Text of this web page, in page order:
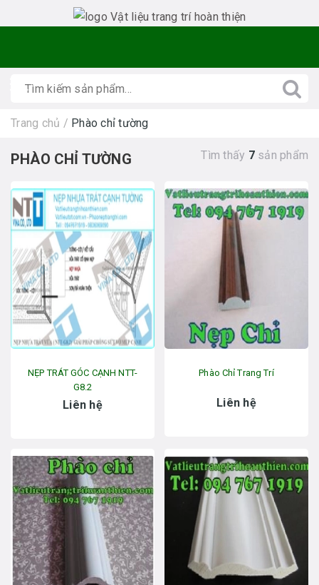
Trang chủ / Phào chỉ tường
PHÀO CHỈ TƯỜNG Tìm thấy 7sản phẩm
NẸP TRÁT GÓC CẠNH NTT-
G8.2
Liên hệ
Phào Chỉ Trang Trí
Liên hệ